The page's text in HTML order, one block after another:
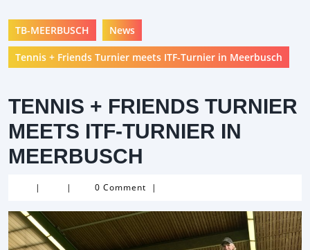
TB-MEERBUSCH News
Tennis + Friends Turnier meets ITF-Turnier in Meerbusch
TENNIS + FRIENDS TURNIER
MEETS ITF-TURNIER IN
MEERBUSCH
| | 0 Comment |